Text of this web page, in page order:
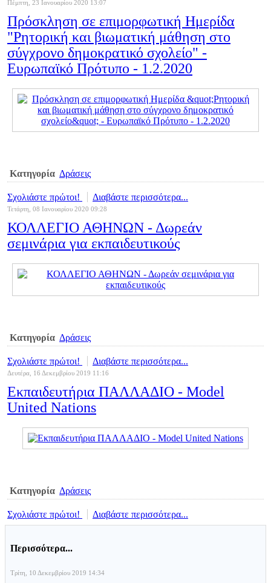
Πέμπτη, 23 Ιανουαρίου 2020 13:07
Πρόσκληση σε επιμορφωτική Ημερίδα
"Ρητορική και βιωματική μάθηση στο
σύγχρονο δημοκρατικό σχολείο" -
Ευρωπαϊκό Πρότυπο - 1.2.2020
Κατηγορία Δράσεις
Σχολιάστε πρώτοι! Διαβάστε περισσότερα...
Τετάρτη, 08 Ιανουαρίου 2020 09:28
ΚΟΛΛΕΓΙΟ ΑΘΗΝΩΝ - Δωρεάν
σεμινάρια για εκπαιδευτικούς
Κατηγορία Δράσεις
Σχολιάστε πρώτοι! Διαβάστε περισσότερα...
Δευτέρα, 16 Δεκεμβρίου 2019 11:16
Εκπαιδευτήρια ΠΑΛΛΑΔΙΟ - Model
United Nations
Κατηγορία Δράσεις
Σχολιάστε πρώτοι! Διαβάστε περισσότερα...
Περισσότερα...
Τρίτη, 10 Δεκεμβρίου 2019 14:34